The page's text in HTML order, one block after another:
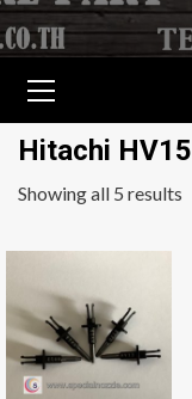
Menu
Hitachi HV15
Showing all 5 results